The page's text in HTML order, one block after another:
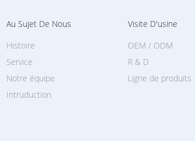
Au Sujet De Nous
Intruduction
Histoire
Service
Notre équipe
Visite D'usine
Ligne de produits
OEM / ODM
R & D